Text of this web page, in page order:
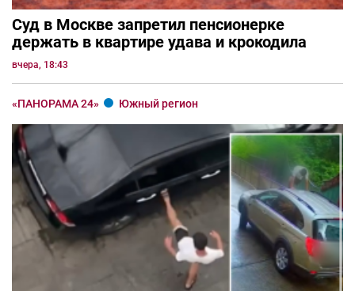
Суд в Москве запретил пенсионерке
держать в квартире удава и крокодила
вчера, 18:43
«ПАНОРАМА 24» Южный регион